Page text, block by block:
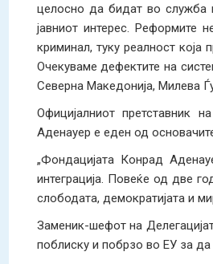
целосно да бидат во служба
јавниот интерес. Реформите
криминал, туку реалност која
Очекуваме дефектите на
Северна Македонија, Милева
Официјалниот претставник
Аденауер е еден од
„Фондацијата Конрад
интеграција. Повеќе од две
слободата, демократијата и
Заменик-шефот на
поблиску и побрзо во ЕУ за да